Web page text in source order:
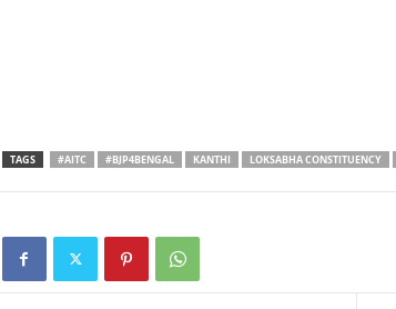
TAGS #AITC #BJP4BENGAL KANTHI LOKSABHA CONSTITUENCY